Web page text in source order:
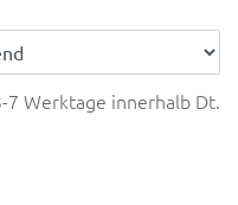
Werktage innerhalb Dt.